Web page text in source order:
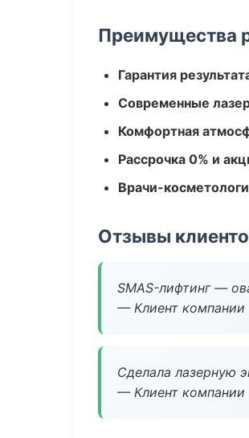
Преимущества
Гарантия
Современные
Комфортная
Рассрочка 0% и
Врачи-
Отзывы
SMAS-лифтинг —
— Клиент компании
Сделала лазерную
— Клиент компании